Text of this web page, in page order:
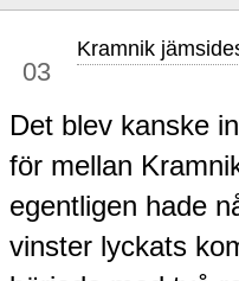
Sverigemästarklassen och övriga
Sverigemästartiteln och dessa är i
Martin Lokander, GM Tiger Hillarp
SM-gruppen är i år stark och
03
Kramnik
Det blev kanske
för mellan
egentligen hade
vinster lyckats